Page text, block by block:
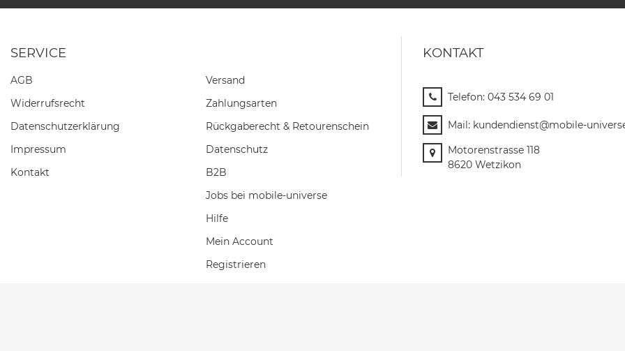
SERVICE
AGB
Widerrufs­recht
Daten­schutz­erklärung
Impressum
Kontakt
Versand
Zahlungsarten
Rückgaberecht & Retourenschein
Datenschutz
B2B
Jobs bei mobile-universe
Hilfe
Mein Account
Registrieren
KONTAKT
Telefon: 043 534 69 01
Mail: kundendienst@mobile-
Motorenstrasse 118
8620 Wetzikon